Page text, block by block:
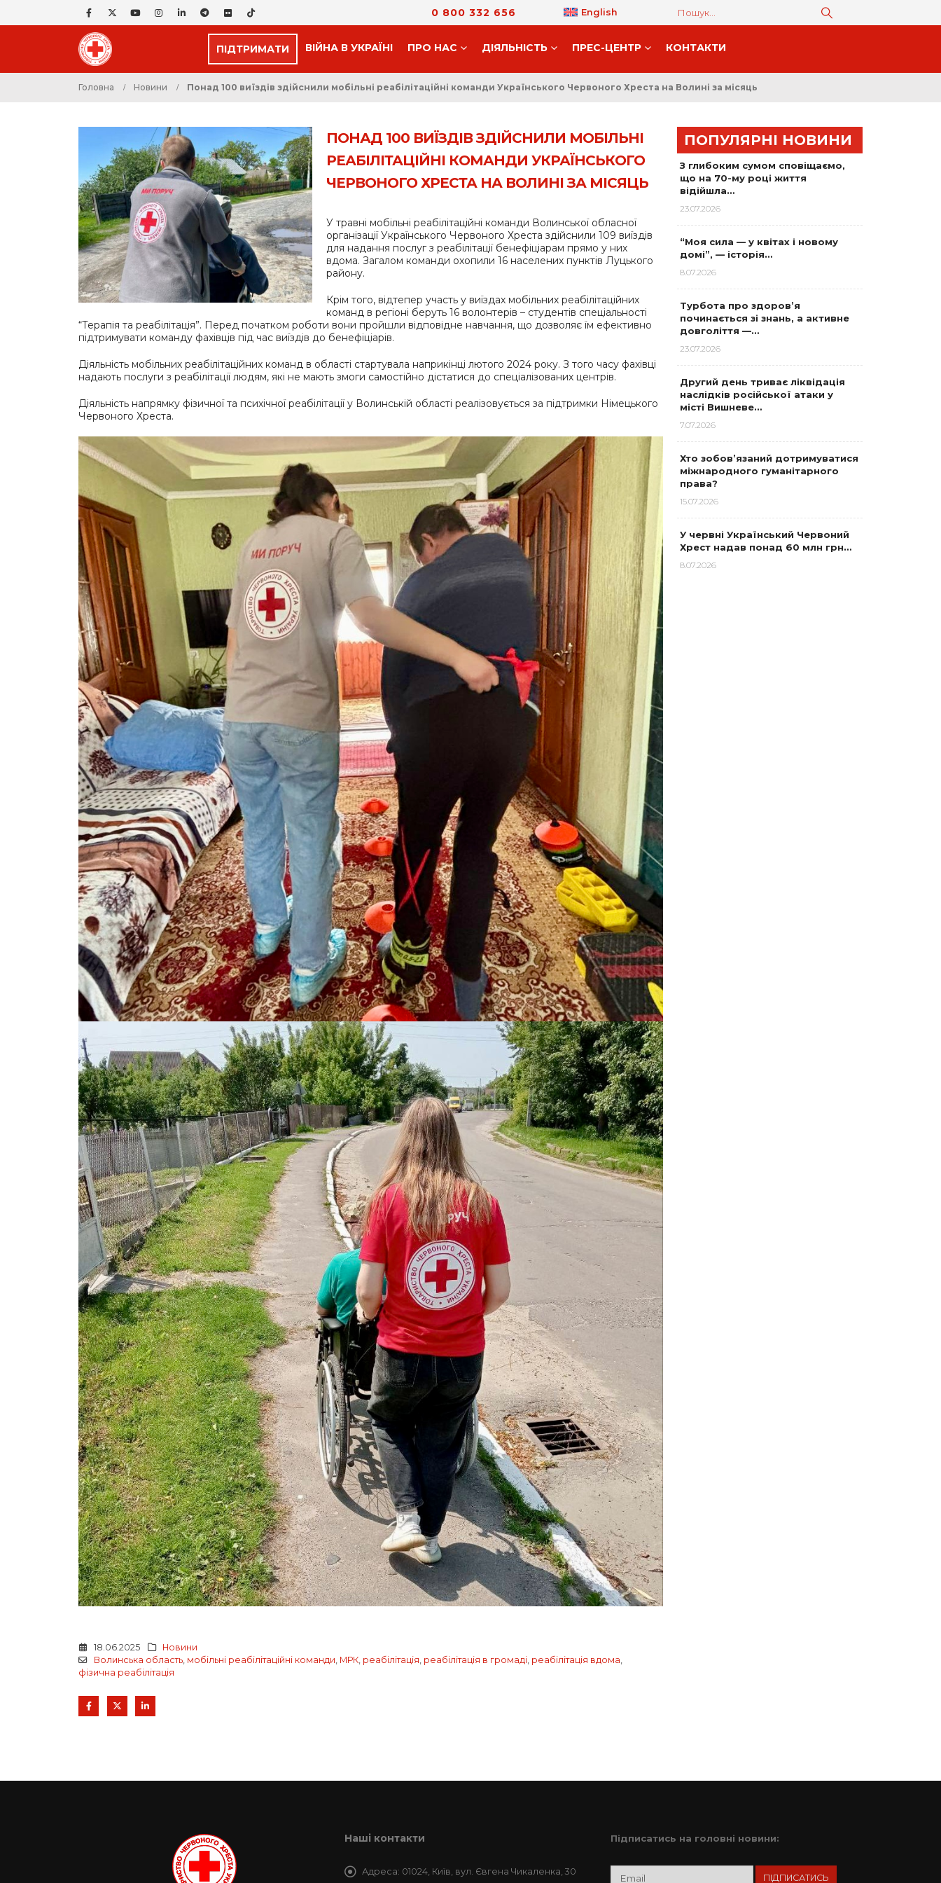
0 800 332 656 English
ПІДТРИМАТИ ВІЙНА В УКРАЇНІ ПРО НАС ДIЯЛЬНIСТЬ ПРЕС-ЦЕНТР КОНТАКТИ
Головна Новини Понад 100 виїздів здійснили мобільні реабілітаційні команди Українського Червоного Хреста на Волині за місяць
ПОНАД 100 ВИЇЗДІВ ЗДІЙСНИЛИ МОБІЛЬНІ
РЕАБІЛІТАЦІЙНІ КОМАНДИ УКРАЇНСЬКОГО
ЧЕРВОНОГО ХРЕСТА НА ВОЛИНІ ЗА МІСЯЦЬ
У травні мобільні реабілітаційні команди Волинської обласної
організації Українського Червоного Хреста здійснили 109 виїздів
для надання послуг з реабілітації бенефіціарам прямо у них
вдома. Загалом команди охопили 16 населених пунктів Луцького
району.
Крім того, відтепер участь у виїздах мобільних реабілітаційних
команд в регіоні беруть 16 волонтерів – студентів спеціальності
“Терапія та реабілітація”. Перед початком роботи вони пройшли відповідне навчання, що дозволяє їм ефективно
підтримувати команду фахівців під час виїздів до бенефіціарів.
Діяльність мобільних реабілітаційних команд в області стартувала наприкінці лютого 2024 року. З того часу фахівці
надають послуги з реабілітації людям, які не мають змоги самостійно дістатися до спеціалізованих центрів.
Діяльність напрямку фізичної та психічної реабілітації у Волинській області реалізовується за підтримки Німецького
Червоного Хреста.
18.06.2025
Новини
Волинська область, мобільні реабілітаційні команди, МРК, реабілітація, реабілітація в громаді, реабілітація вдома,
фізична реабілітація
ПОПУЛЯРНІ НОВИНИ
З глибоким сумом сповіщаємо,
що на 70-му році життя
відійшла…
23.07.2026
“Моя сила — у квітах і новому
домі”, — історія…
8.07.2026
Турбота про здоров’я
починається зі знань, а активне
довголіття —…
23.07.2026
Другий день триває ліквідація
наслідків російської атаки у
місті Вишневе…
7.07.2026
Хто зобов’язаний дотримуватися
міжнародного гуманітарного
права?
15.07.2026
У червні Український Червоний
Хрест надав понад 60 млн грн…
8.07.2026
Наші контакти
Адреса: 01024, Київ, вул. Євгена Чикаленка, 30
Підписатись на головні новини: